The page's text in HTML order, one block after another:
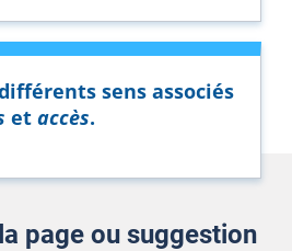
sens associés
et accès.
page ou suggestion